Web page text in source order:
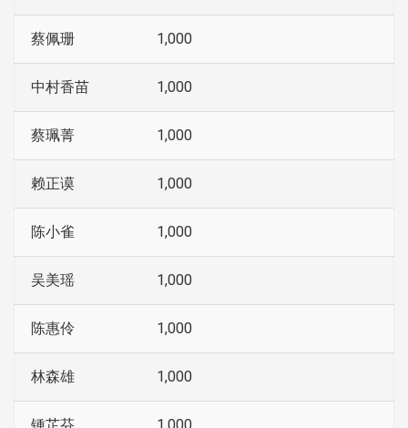
蔡佩珊 1,000
中村香苗 1,000
蔡珮菁 1,000
赖正谟 1,000
陈小雀 1,000
吴美瑶 1,000
陈惠伶 1,000
林森雄 1,000